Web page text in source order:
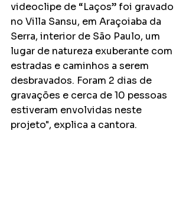
videoclipe de “Laços” foi gravado
no Villa Sansu, em Araçoiaba da
Serra, interior de São Paulo, um
lugar de natureza exuberante com
estradas e caminhos a serem
desbravados. Foram 2 dias de
gravações e cerca de 10 pessoas
estiveram envolvidas neste
projeto", explica a cantora.